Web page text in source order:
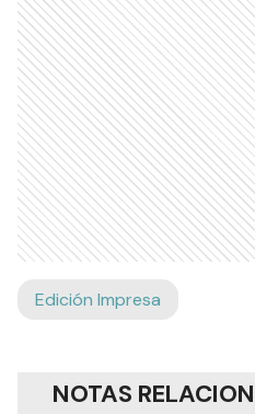
Edición Impresa
NOTAS